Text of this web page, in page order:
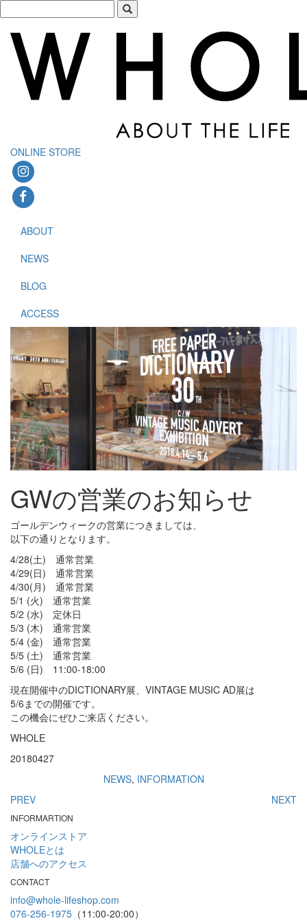
ONLINE STORE
ABOUT
NEWS
BLOG
ACCESS
GWの営業のお知らせ
ゴールデンウィークの営業につきましては、
以下の通りとなります。
4/28(土) 通常営業
4/29(日) 通常営業
4/30(月) 通常営業
5/1 (火) 通常営業
5/2 (水) 定休日
5/3 (木) 通常営業
5/4 (金) 通常営業
5/5 (土) 通常営業
5/6 (日) 11:00-18:00
現在開催中のDICTIONARY展、VINTAGE MUSIC AD展は
5/6までの開催です。
この機会にぜひご来店ください。
WHOLE
20180427
NEWS, INFORMATION
NEXT
PREV
INFORMARTION
オンラインストア
WHOLEとは
店舗へのアクセス
CONTACT
info@whole-lifeshop.com
076-256-1975 （11:00-20:00）